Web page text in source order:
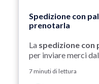
Spedizione con
prenotarla
La spedizione con
per inviare merci
7 minuti di lettura